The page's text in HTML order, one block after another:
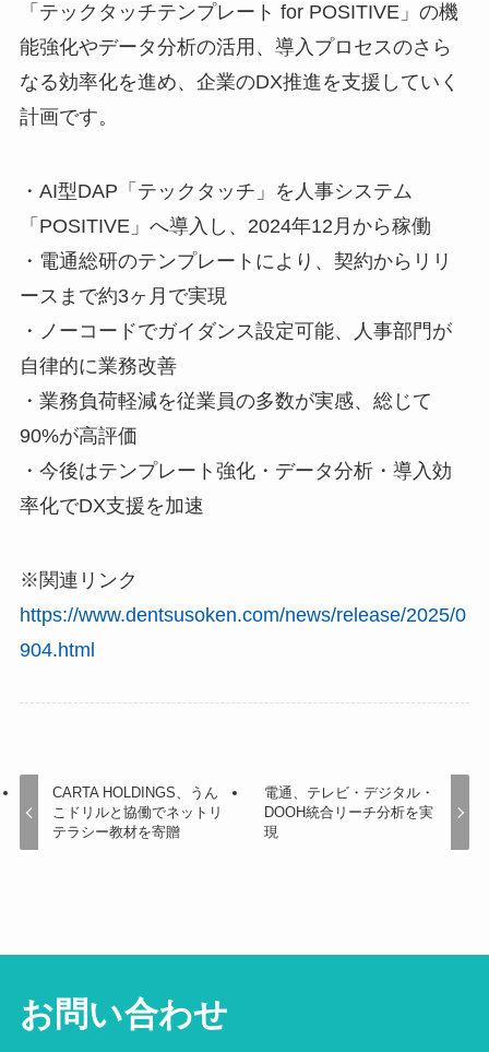
「テックタッチテンプレート for POSITIVE」の機
能強化やデータ分析の活用、導入プロセスのさら
なる効率化を進め、企業のDX推進を支援していく
計画です。
・AI型DAP「テックタッチ」を人事システム
「POSITIVE」へ導入し、2024年12月から稼働
・電通総研のテンプレートにより、契約からリリ
ースまで約3ヶ月で実現
・ノーコードでガイダンス設定可能、人事部門が
自律的に業務改善
・業務負荷軽減を従業員の多数が実感、総じて
90%が高評価
・今後はテンプレート強化・データ分析・導入効
率化でDX支援を加速
※関連リンク
https://www.dentsusoken.com/news/release/2025/0
904.html
CARTA HOLDINGS、うん
こドリルと協働でネットリ
テラシー教材を寄贈
電通、テレビ・デジタル・
DOOH統合リーチ分析を実
現
お問い合わせ